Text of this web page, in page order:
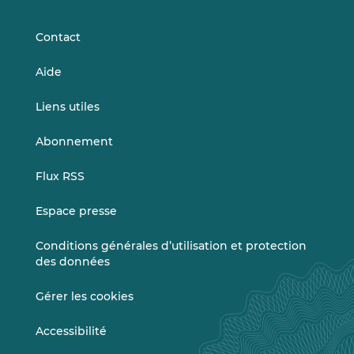
Contact
Aide
Liens utiles
Abonnement
Flux RSS
Espace presse
Conditions générales d’utilisation et protection
des données
Gérer les cookies
Accessibilité